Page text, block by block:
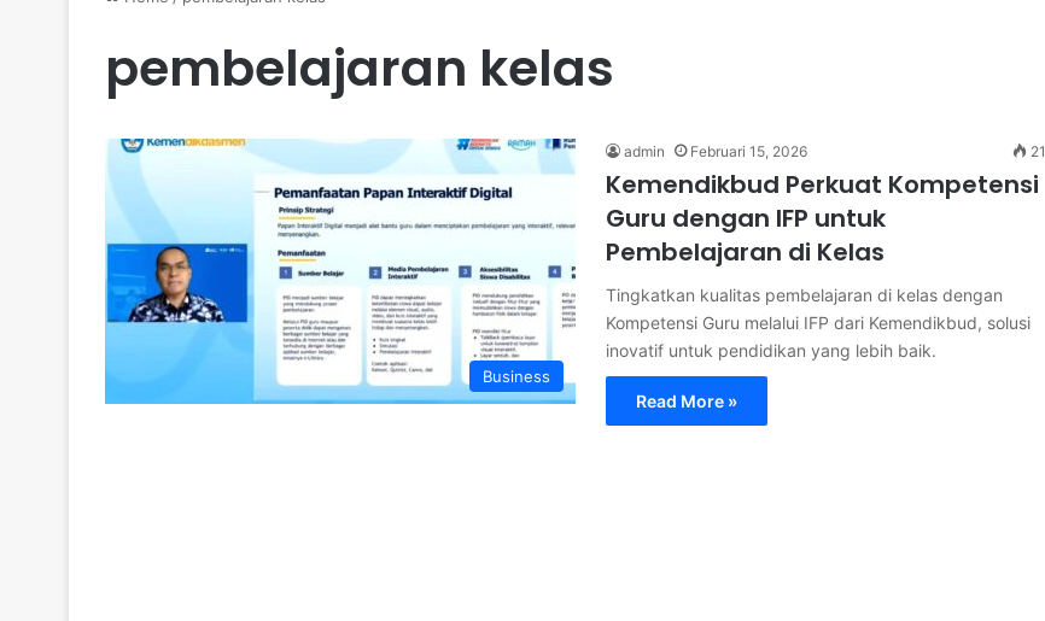
pembelajaran kelas
Business
admin Februari 15, 2026 21
Kemendikbud Perkuat Kompetensi
Guru dengan IFP untuk
Pembelajaran di Kelas
Tingkatkan kualitas pembelajaran di kelas dengan
Kompetensi Guru melalui IFP dari Kemendikbud, solusi
inovatif untuk pendidikan yang lebih baik.
Read More »